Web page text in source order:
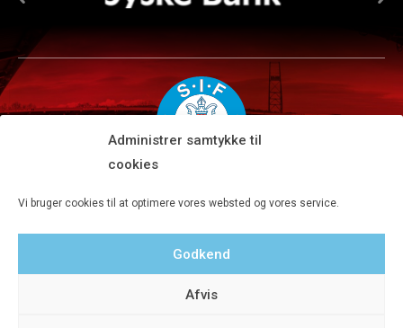
Administrer samtykke til
cookies
Vi bruger cookies til at optimere vores websted og vores service.
Godkend
Afvis
Tlf 8680 4477 · Fax 8680 4647 · Kontortid man-fre kl. 9-15